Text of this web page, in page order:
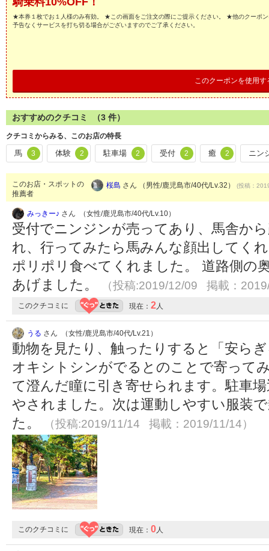
★本券１枚でお１人様のみ有効。 ★この画面をご注文の際にご提示ください。 ★他のクーポ
予告なくサービスを打ち切る場合がございますのでご了承ください。
このクーポンを使用す
おすすめのクチコミ （3 件）
クチコミからみる、このお店の特長
馬 3 体験 2 駐車場 2 受付 2 癒 2 ニン
このお店・スポットの
推薦者
桜島 さん （男性/鹿児島市/40代/Lv.32） (投稿：
みっきー♪ さん （女性/鹿児島市/40代/Lv.10）
受付でニンジンが売ってあり、馬舎か
れ、行ってみたら馬みんな顔出してく
ポリポリ食べてくれました。 道路側の
あげました。
（投稿:2019/12/09 掲載：
このクチコミに 現在： 2 人
うる さん （女性/鹿児島市/40代/Lv.21）
動物を見たり、触ったりすると「安ら
オキシトシンがでるとのことで寄って
て澄んだ瞳に引き寄せられます。駐車
やされました。次は運動しやすい服装
た。
（投稿:2019/11/14 掲載：2019/11/14）
このクチコミに 現在： 0 人